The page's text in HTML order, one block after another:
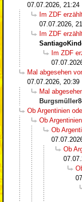
07.07.2026, 21:24
Im ZDF
07.07.2026,
Im ZDF
Im ZDF
Mal abgesehen
07.07.2026, 20:39
Mal
Ob Argentinien
Ob
Ob
Ob